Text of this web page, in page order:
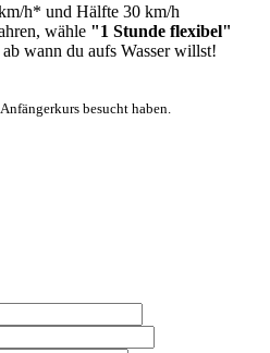
h* und Hälfte 30 km/h
wähle "1 Stunde flexibel"
wann du aufs Wasser willst!
besucht haben.